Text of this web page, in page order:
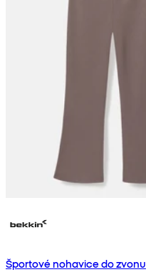
Športové nohavice do zvonu